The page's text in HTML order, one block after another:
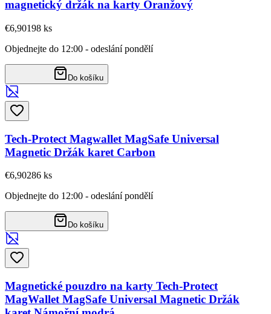
magnetický držák na karty Oranžový
€6,90198 ks
Objednejte do 12:00 - odeslání pondělí
Do košíku
Tech-Protect Magwallet MagSafe Universal
Magnetic Držák karet Carbon
€6,90286 ks
Objednejte do 12:00 - odeslání pondělí
Do košíku
Magnetické pouzdro na karty Tech-Protect
MagWallet MagSafe Universal Magnetic Držák